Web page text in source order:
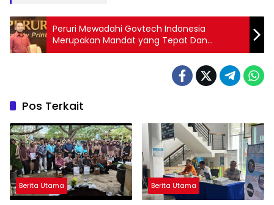
Peruri Mewadahi Govtech Indonesia
Merupakan Mandat yang Tepat Dan
Bersejarah
Pos Terkait
Berita Utama Berita Utama